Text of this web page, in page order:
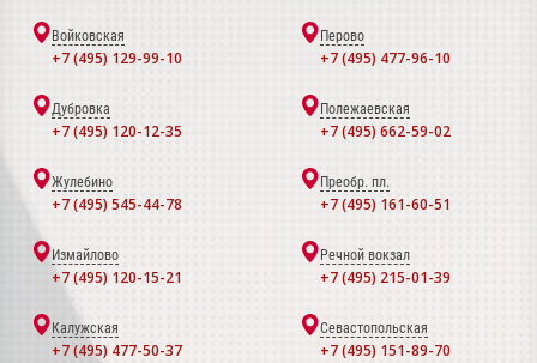
Войковская
+7 (495) 129-99-10
Перово
+7 (495) 477-96-10
Дубровка
+7 (495) 120-12-35
Полежаевская
+7 (495) 662-59-02
Жулебино
+7 (495) 545-44-78
Преобр. пл.
+7 (495) 161-60-51
Измайлово
+7 (495) 120-15-21
Речной вокзал
+7 (495) 215-01-39
Калужская
+7 (495) 477-50-37
Севастопольская
+7 (495) 151-89-70